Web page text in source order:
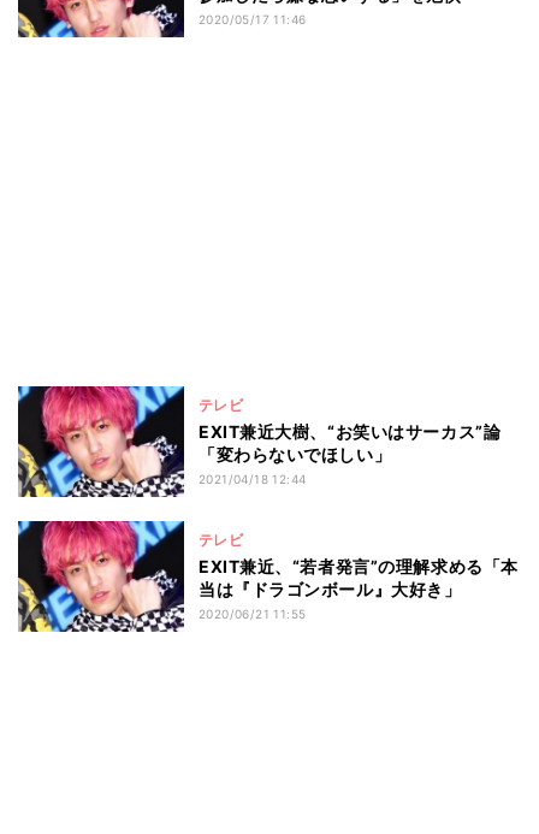
2020/05/17 11:46
テレビ
EXIT兼近大樹、“お笑いはサーカス”論
「変わらないでほしい」
2021/04/18 12:44
テレビ
EXIT兼近、“若者発言”の理解求める「本
当は『ドラゴンボール』大好き」
2020/06/21 11:55